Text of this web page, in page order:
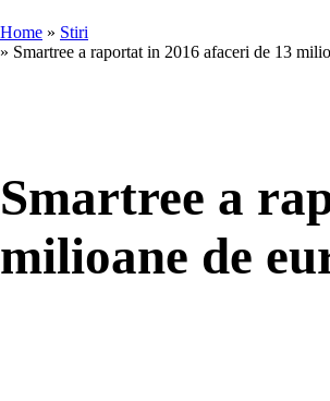
Home » Stiri
» Smartree a raportat in 2016 afaceri de 13
Smartree a
milioane de